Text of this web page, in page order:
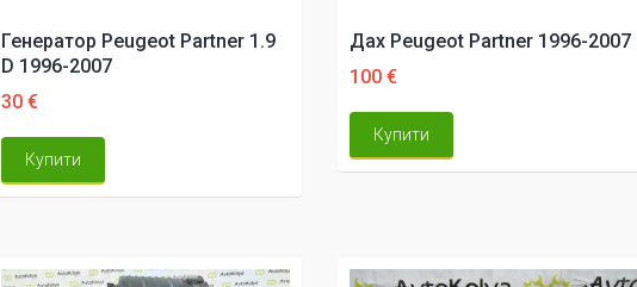
Генератор Peugeot Partner 1.9
D 1996-2007
30 €
Купити
Дах Peugeot Partner 1996-2007
100 €
Купити